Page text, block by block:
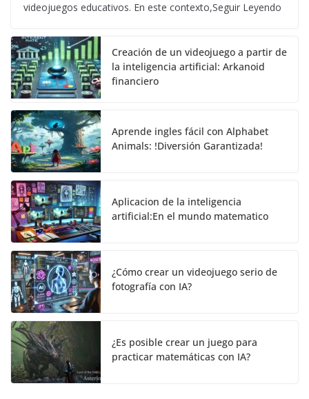
videojuegos educativos. En este contexto,Seguir Leyendo
Creación de un videojuego a partir de
la inteligencia artificial: Arkanoid
financiero
Aprende ingles fácil con Alphabet
Animals: !Diversión Garantizada!
Aplicacion de la inteligencia
artificial:En el mundo matematico
¿Cómo crear un videojuego serio de
fotografía con IA?
¿Es posible crear un juego para
practicar matemáticas con IA?